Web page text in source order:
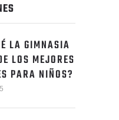
LA GIMNASIA
LOS MEJORES
PARA NIÑOS?